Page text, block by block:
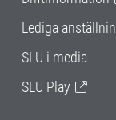
Lediga
SLU i media
SLU Play